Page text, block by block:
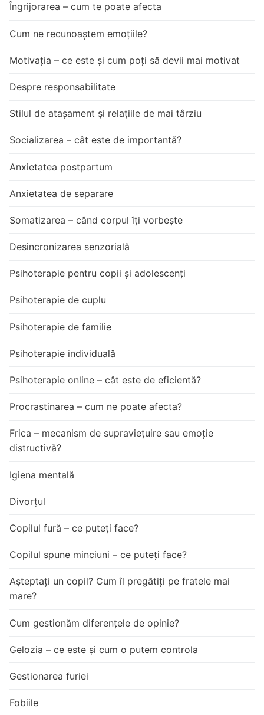
Îngrijorarea – cum te poate afecta
Cum ne recunoaștem emoțiile?
Motivația – ce este și cum poți să devii mai motivat
Despre responsabilitate
Stilul de atașament și relațiile de mai târziu
Socializarea – cât este de importantă?
Anxietatea postpartum
Anxietatea de separare
Somatizarea – când corpul îți vorbește
Desincronizarea senzorială
Psihoterapie pentru copii și adolescenți
Psihoterapie de cuplu
Psihoterapie de familie
Psihoterapie individuală
Psihoterapie online – cât este de eficientă?
Procrastinarea – cum ne poate afecta?
Frica – mecanism de supraviețuire sau emoție
distructivă?
Igiena mentală
Divorțul
Copilul fură – ce puteți face?
Copilul spune minciuni – ce puteți face?
Așteptați un copil? Cum îl pregătiți pe fratele mai
mare?
Cum gestionăm diferențele de opinie?
Gelozia – ce este și cum o putem controla
Gestionarea furiei
Fobiile